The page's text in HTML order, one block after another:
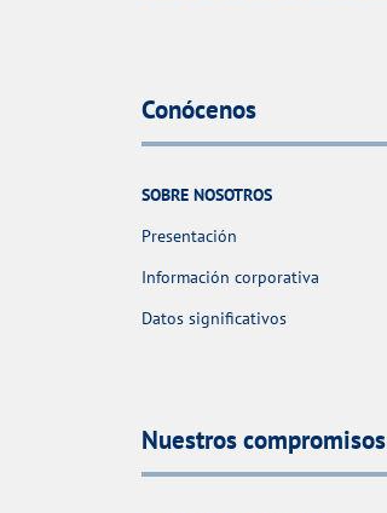
Conócenos
SOBRE NOSOTROS
Presentación
Información corporativa
Datos significativos
Nuestros compromisos